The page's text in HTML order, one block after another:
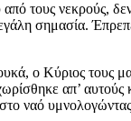
τους νεκρούς,
σημασία.
ο Κύριος τους
απ’
ναό